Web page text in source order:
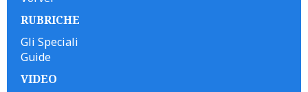
RUBRICHE
Gli Speciali
Guide
VIDEO